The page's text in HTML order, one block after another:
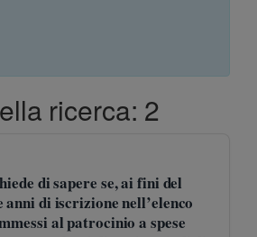
ricerca: 2
di sapere se, ai fini del
anni di iscrizione nell’elenco
al patrocinio a spese